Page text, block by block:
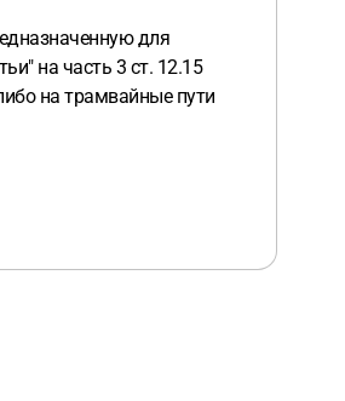
для
на часть 3 ст. 12.15
на трамвайные пути